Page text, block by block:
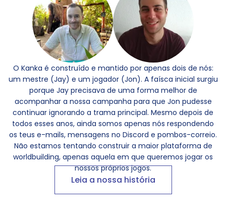
O Kanka é construído e mantido por apenas dois de nós:
um mestre (Jay) e um jogador (Jon). A faísca inicial surgiu
porque Jay precisava de uma forma melhor de
acompanhar a nossa campanha para que Jon pudesse
continuar ignorando a trama principal. Mesmo depois de
todos esses anos, ainda somos apenas nós respondendo
os teus e-mails, mensagens no Discord e pombos-correio.
Não estamos tentando construir a maior plataforma de
worldbuilding, apenas aquela em que queremos jogar os
nossos próprios jogos.
Leia a nossa história